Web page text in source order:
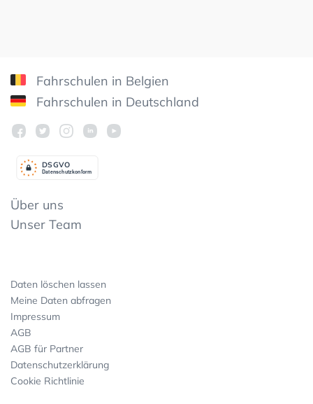
Fahrschulen in Belgien
Fahrschulen in Deutschland
Datenschutzkonform
DSGVO
Über uns
Unser Team
Daten löschen lassen
Meine Daten abfragen
Impressum
AGB
AGB für Partner
Datenschutzerklärung
Cookie Richtlinie